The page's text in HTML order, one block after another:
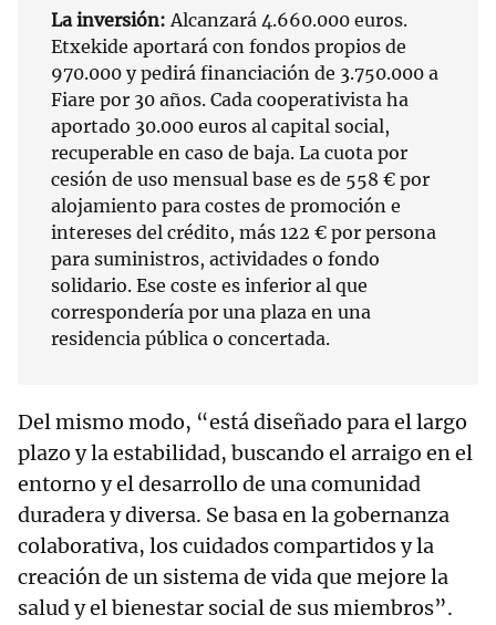
La inversión: Alcanzará 4.660.000 euros.
Etxekide aportará con fondos propios de
970.000 y pedirá financiación de 3.750.000 a
Fiare por 30 años. Cada cooperativista ha
aportado 30.000 euros al capital social,
recuperable en caso de baja. La cuota por
cesión de uso mensual base es de 558 € por
alojamiento para costes de promoción e
intereses del crédito, más 122 € por persona
para suministros, actividades o fondo
solidario. Ese coste es inferior al que
correspondería por una plaza en una
residencia pública o concertada.
Del mismo modo, “está diseñado para el largo
plazo y la estabilidad, buscando el arraigo en el
entorno y el desarrollo de una comunidad
duradera y diversa. Se basa en la gobernanza
colaborativa, los cuidados compartidos y la
creación de un sistema de vida que mejore la
salud y el bienestar social de sus miembros”.